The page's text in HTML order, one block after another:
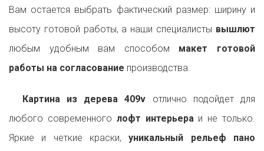
Вам остается выбрать фактический размер: ширину и
высоту готовой работы, а наши специалисты вышлют
любым удобным вам способом макет готовой
работы на согласование производства.
Картина из дерева 409v отлично подойдет для
любого современного лофт интерьераи не только.
Яркие и четкие краски,уникальный рельеф пано